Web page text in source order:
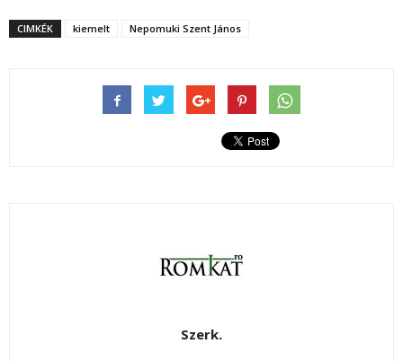
CIMKÉK kiemelt Nepomuki Szent János
Szerk.